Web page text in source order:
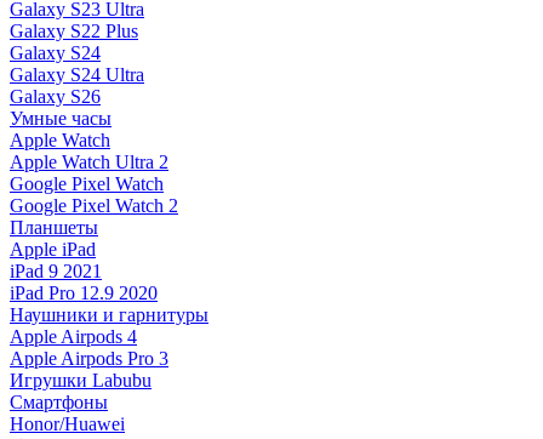
Galaxy S23 Ultra
Galaxy S22 Plus
Galaxy S24
Galaxy S24 Ultra
Galaxy S26
Умные часы
Apple Watch
Apple Watch Ultra 2
Google Pixel Watch
Google Pixel Watch 2
Планшеты
Apple iPad
iPad 9 2021
iPad Pro 12.9 2020
Наушники и гарнитуры
Apple Airpods 4
Apple Airpods Pro 3
Игрушки Labubu
Смартфоны
Honor/Huawei